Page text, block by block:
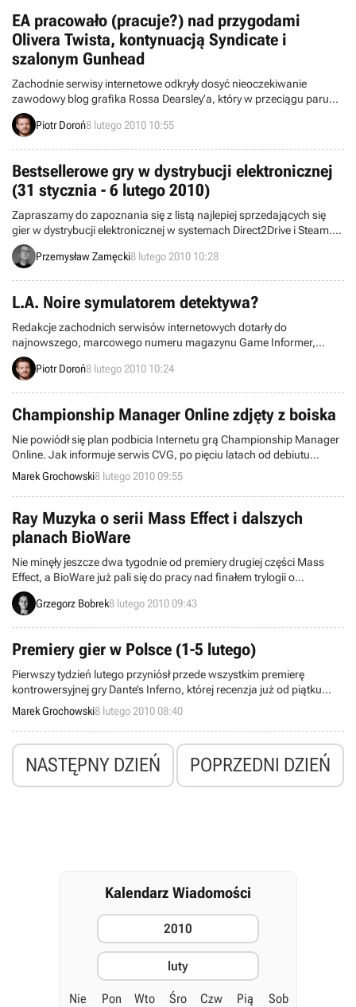
EA pracowało (pracuje?) nad przygodami
Olivera Twista, kontynuacją Syndicate i
szalonym Gunhead
Zachodnie serwisy internetowe odkryły dosyć nieoczekiwanie
zawodowy blog grafika Rossa Dearsley’a, który w przeciągu paru
ostatnich lat pracował dla koncernu Electronic Arts nad kilkoma
ciekawymi projektami gier – w tym next-genowego Road Rash,
Piotr Doroń8 lutego 2010 10:55
Bestsellerowe gry w dystrybucji elektronicznej
(31 stycznia - 6 lutego 2010)
Zapraszamy do zapoznania się z listą najlepiej sprzedających się
gier w dystrybucji elektronicznej w systemach Direct2Drive i Steam.
Wyniki obejmują okres od 31 stycznia do 6 lutego.
Przemysław Zamęcki8 lutego 2010 10:28
L.A. Noire symulatorem detektywa?
Redakcje zachodnich serwisów internetowych dotarły do
najnowszego, marcowego numeru magazynu Game Informer,
wchodząc tym samym w posiadanie pierwszych konkretnych faktów
na temat L.A. Noire – dotąd bardzo tajemniczej, sandboksowej gry
Piotr Doroń8 lutego 2010 10:24
Championship Manager Online zdjęty z boiska
Nie powiódł się plan podbicia Internetu grą Championship Manager
Online. Jak informuje serwis CVG, po pięciu latach od debiutu
piłkarskiej produkcji i odnoszeniu przez nią raczej umiarkowanych
sukcesów wydawca tytułu, Eidos, podjął decyzję o zakończeniu
rynkowej egzystencji sieciowego CM-a.
Marek Grochowski8 lutego 2010 09:55
Ray Muzyka o serii Mass Effect i dalszych
planach BioWare
Nie minęły jeszcze dwa tygodnie od premiery drugiej części Mass
Effect, a BioWare już pali się do pracy nad finałem trylogii o
Shepardzie. Ray Muzyka w wywiadzie dla serwisu IGN.com
podsumował sukces kapitalnej mieszanki gry akcji oraz RPG, a
Grzegorz Bobrek8 lutego 2010 09:43
Premiery gier w Polsce (1-5 lutego)
Pierwszy tydzień lutego przyniósł przede wszystkim premierę
kontrowersyjnej gry Dante’s Inferno, której recenzja już od piątku
dostępna jest na GRY-OnLine. Poza produkcją Electronic Arts do
polskich sklepów trafiły m.in. Atlantis Evolution oraz niewątpliwie
długo wyczekiwane przez fanów jedynki Pony Friends 2: Kochane
kucyki.
Marek Grochowski8 lutego 2010 08:40
NASTĘPNY DZIEŃ POPRZEDNI DZIEŃ
Kalendarz Wiadomości
2010
luty
Nie Pon Wto Śro Czw Pią Sob